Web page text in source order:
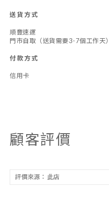
送貨方式
順豐速運
門市自取（送貨需要3-7個工作天）
付款方式
信用卡
顧客評價